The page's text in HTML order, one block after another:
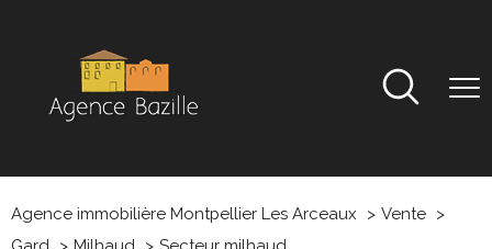
Agence immobilière Montpellier Les Arceaux
Vente